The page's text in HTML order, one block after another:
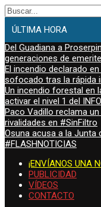
Buscar:
ÚLTIMA HORA
Del Guadiana a
generaciones de
El incendio declarado
sofocado tras la rápida
Un incendio forestal en
activar el nivel 1 del
Paco Vadillo reclama
rivalidades en #SinFiltro
Osuna acusa a la Junta
#FLASHNOTICIAS
¡ENVÍANOS UNA
PUBLICIDAD
VÍDEOS
CONTACTO